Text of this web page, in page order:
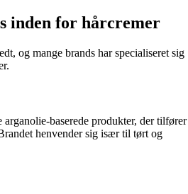
inden for hårcremer
og mange brands har specialiseret sig
baserede produkter, der tilfører
henvender sig især til tørt og